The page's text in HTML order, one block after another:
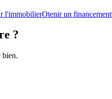
l'immobilierOtenir un financement
?
bien.